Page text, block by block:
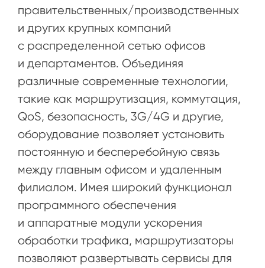
правительственных/производственных
и других крупных компаний
с распределенной сетью офисов
и департаментов. Объединяя
различные современные технологии,
такие как маршрутизация, коммутация,
QoS, безопасность, 3G/4G и другие,
оборудование позволяет установить
постоянную и бесперебойную связь
между главным офисом и удаленным
филиалом. Имея широкий функционал
программного обеспечения
и аппаратные модули ускорения
обработки трафика, маршрутизаторы
позволяют развертывать сервисы для